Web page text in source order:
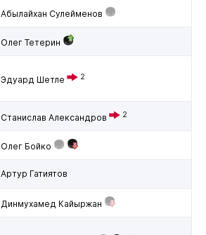
Абылайхан Сулейменов
Олег Тетерин
Эдуард Шетле 2
Станислав Александров 2
Олег Бойко
Артур Гатиятов
Динмухамед Кайыржан